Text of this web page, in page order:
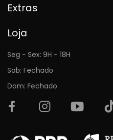
Extras
Loja
Seg - Sex: 9H - 18H
Sab: Fechado
Dom: Fechado